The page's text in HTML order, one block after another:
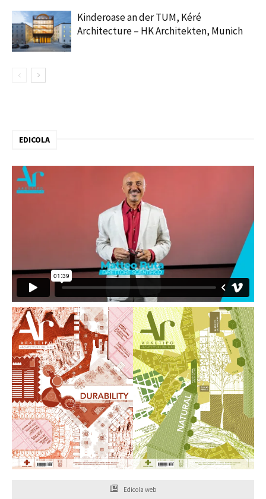
Kinderoase an der TUM, Kéré
Architecture – HK Architekten, Munich
EDICOLA
Edicola web